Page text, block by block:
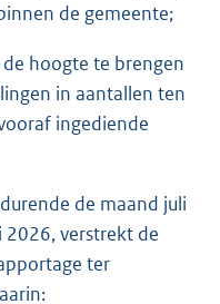
de gemeente;
hoogte te brengen
in aantallen ten
ingediende
de maand juli
verstrekt de
ter